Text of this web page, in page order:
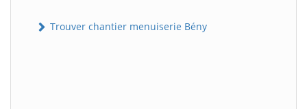
Trouver chantier menuiserie Bény